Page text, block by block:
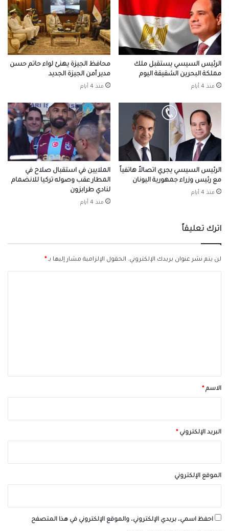
الرئيس السيسي يستقبل ملك
مملكة البحرين الشقيقة اليوم
منذ 4 أيام
محافظ الجيزة يهنئ لواء حاتم حسن
مدير أمن الجيزة الجديد
منذ 4 أيام
الرئيس السيسي يجري اتصالاً هاتفياً
مع رئيس وزراء جمهورية اليونان
منذ 4 أيام
الملايين في استقبال صلاح في
المطار عقب وصوله تركيا للانضمام
لنادي طرابزون
منذ 4 أيام
اترك تعليقاً
لن يتم نشر عنوان بريدك الإلكتروني. الحقول الإلزامية مشار إليها بـ*
*الاسم*
البريد الإلكتروني*
الموقع الإلكتروني
احفظ اسمي، بريدي الإلكتروني، والموقع الإلكتروني في هذا المتصفح